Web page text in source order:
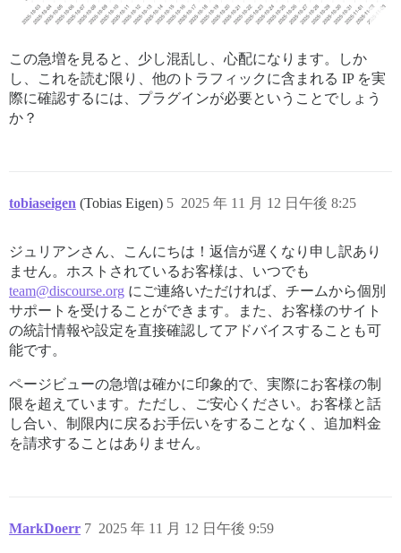
この急増を見ると、少し混乱し、心配になります。しか
し、これを読む限り、他のトラフィックに含まれる IP を実
際に確認するには、プラグインが必要ということでしょう
か？
tobiaseigen (Tobias Eigen) 2025 年 11 月 12 日午後 8:25
5
ジュリアンさん、こんにちは！返信が遅くなり申し訳あり
ません。ホストされているお客様は、いつでも
team@discourse.org にご連絡いただければ、チームから個別
サポートを受けることができます。また、お客様のサイト
の統計情報や設定を直接確認してアドバイスすることも可
能です。
ページビューの急増は確かに印象的で、実際にお客様の制
限を超えています。ただし、ご安心ください。お客様と話
し合い、制限内に戻るお手伝いをすることなく、追加料金
を請求することはありません。
MarkDoerr 2025 年 11 月 12 日午後 9:59
7